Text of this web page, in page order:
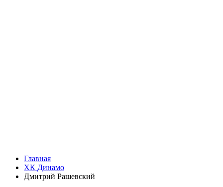
Главная
ХК Динамо
Дмитрий Рашевский